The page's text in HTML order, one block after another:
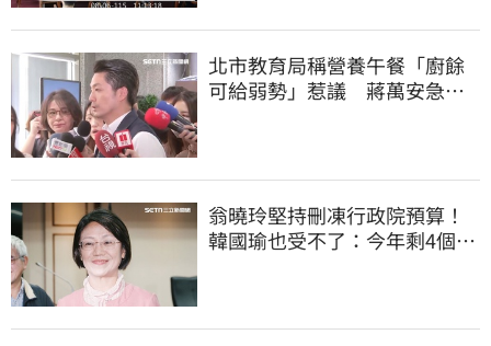
北市教育局稱營養午餐「廚餘
可給弱勢」惹議 蔣萬安急
翁曉玲堅持刪凍行政院預算！
韓國瑜也受不了：今年剩4個月